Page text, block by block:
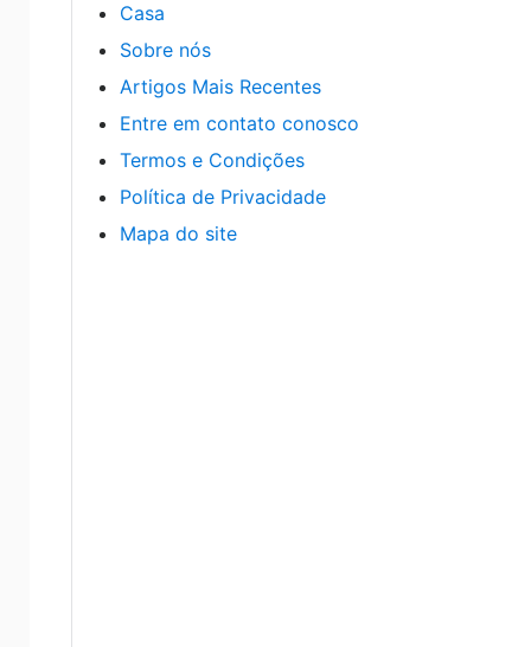
Casa
Sobre nós
Artigos Mais Recentes
Entre em contato conosco
Termos e Condições
Política de Privacidade
Mapa do site